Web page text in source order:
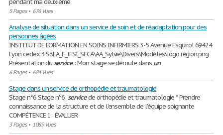
pendant ma deuxième
5 Pages• 676 Vues
Analyse de situation dans un service de soin et de réadaptation pour des
personnes âgées
INSTITUT DE FORMATION EN SOINS INFIRMIERS 3-5 Avenue Esquirol 69424
Lyon cedex 3 S:\LA_E_IFSI_SECA\AA_Sylvie\Divers\Modèles\logo région.png
Présentation duservice: Mon stage se déroule dans un
6 Pages• 684 Vues
Stage dans un service de orthopédie et traumatologie
Stage n°6 Stage n°6:servicede orthopédie et traumatologie * Prendre
connaissance de la structure et de l’ensemble de l’équipe soignante
COMPÉTENCE 1 : ÉVALUER
3 Pages• 1089 Vues